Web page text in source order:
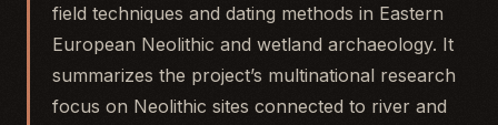
field techniques and dating methods in Eastern
European Neolithic and wetland archaeology. It
summarizes the project’s multinational research
focus on Neolithic sites connected to river and